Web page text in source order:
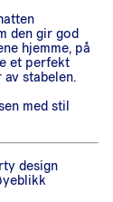
den gir god
hjemme, på
et perfekt
stabelen.
med stil
design